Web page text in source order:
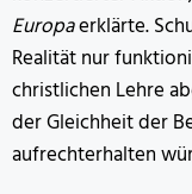
Europaerklärte.
Realität nur
christlichen Lehre
der Gleichheit der
aufrechterhalten